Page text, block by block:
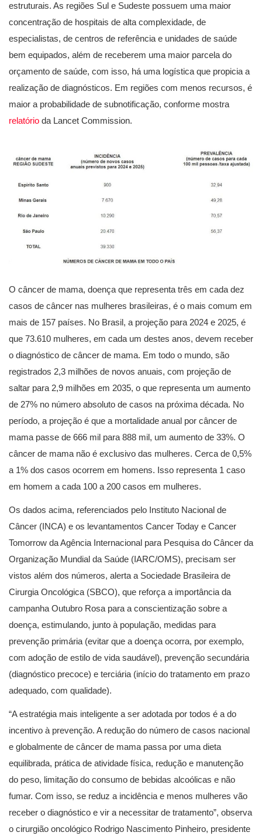
estruturais. As regiões Sul e Sudeste possuem uma maior
concentração de hospitais de alta complexidade, de
especialistas, de centros de referência e unidades de saúde
bem equipados, além de receberem uma maior parcela do
orçamento de saúde, com isso, há uma logística que propicia a
realização de diagnósticos. Em regiões com menos recursos, é
maior a probabilidade de subnotificação, conforme mostra
relatório da Lancet Commission.
O câncer de mama, doença que representa três em cada dez
casos de câncer nas mulheres brasileiras, é o mais comum em
mais de 157 países. No Brasil, a projeção para 2024 e 2025, é
que 73.610 mulheres, em cada um destes anos, devem receber
o diagnóstico de câncer de mama. Em todo o mundo, são
registrados 2,3 milhões de novos anuais, com projeção de
saltar para 2,9 milhões em 2035, o que representa um aumento
de 27% no número absoluto de casos na próxima década. No
período, a projeção é que a mortalidade anual por câncer de
mama passe de 666 mil para 888 mil, um aumento de 33%. O
câncer de mama não é exclusivo das mulheres. Cerca de 0,5%
a 1% dos casos ocorrem em homens. Isso representa 1 caso
em homem a cada 100 a 200 casos em mulheres.
Os dados acima, referenciados pelo Instituto Nacional de
Câncer (INCA) e os levantamentos Cancer Today e Cancer
Tomorrow da Agência Internacional para Pesquisa do Câncer da
Organização Mundial da Saúde (IARC/OMS), precisam ser
vistos além dos números, alerta a Sociedade Brasileira de
Cirurgia Oncológica (SBCO), que reforça a importância da
campanha Outubro Rosa para a conscientização sobre a
doença, estimulando, junto à população, medidas para
prevenção primária (evitar que a doença ocorra, por exemplo,
com adoção de estilo de vida saudável), prevenção secundária
(diagnóstico precoce) e terciária (início do tratamento em prazo
adequado, com qualidade).
“A estratégia mais inteligente a ser adotada por todos é a do
incentivo à prevenção. A redução do número de casos nacional
e globalmente de câncer de mama passa por uma dieta
equilibrada, prática de atividade física, redução e manutenção
do peso, limitação do consumo de bebidas alcoólicas e não
fumar. Com isso, se reduz a incidência e menos mulheres vão
receber o diagnóstico e vir a necessitar de tratamento”, observa
o cirurgião oncológico Rodrigo Nascimento Pinheiro, presidente